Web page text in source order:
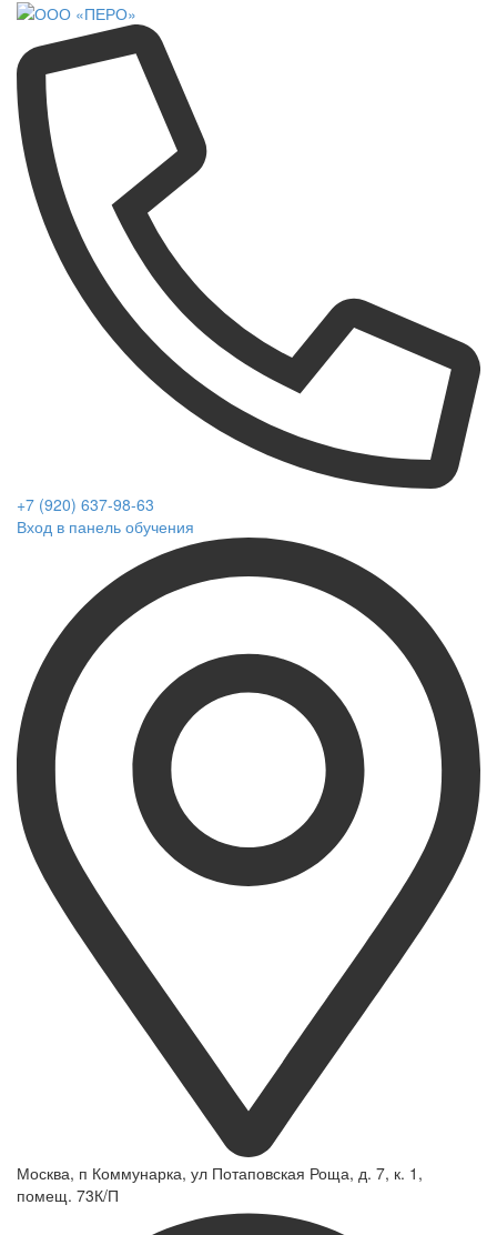
+7 (920) 637-98-63
Вход в панель обучения
Москва, п Коммунарка, ул Потаповская Роща, д. 7, к. 1,
помещ. 73К/П